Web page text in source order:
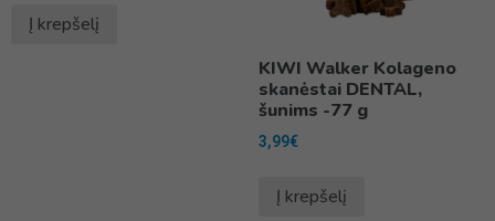
Į krepšelį
KIWI Walker Kolageno
skanėstai DENTAL,
šunims -77 g
3,99€
Į krepšelį